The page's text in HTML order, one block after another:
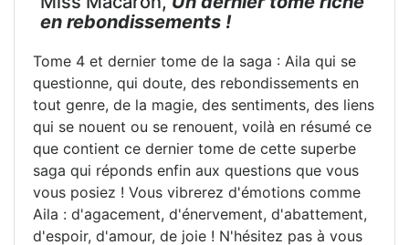
en rebondissements !
Tome 4 et dernier tome de la saga : Aila qui se
questionne, qui doute, des rebondissements en
tout genre, de la magie, des sentiments, des liens
qui se nouent ou se renouent, voilà en résumé ce
que contient ce dernier tome de cette superbe
saga qui réponds enfin aux questions que vous
vous posiez ! Vous vibrerez d'émotions comme
Aila : d'agacement, d'énervement, d'abattement,
d'espoir, d'amour, de joie ! N'hésitez pas à vous